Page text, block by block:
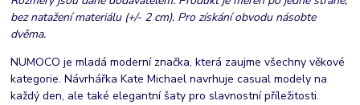
bez natažení materiálu (+/- 2 cm). Pro získání obvodu násobte
dvěma.
NUMOCO je mladá moderní značka, která zaujme všechny věkové
kategorie. Návrhářka Kate Michael navrhuje casual modely na
každý den, ale také elegantní šaty pro slavnostní příležitosti.